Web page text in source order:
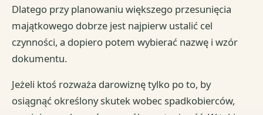
Dlatego przy planowaniu większego przesunięcia
majątkowego dobrze jest najpierw ustalić cel
czynności, a dopiero potem wybierać nazwę i wzór
dokumentu.
Jeżeli ktoś rozważa darowiznę tylko po to, by
osiągnąć określony skutek wobec spadkobierców,